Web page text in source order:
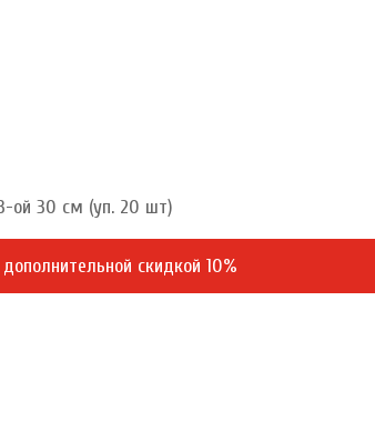
ой 30 см (уп. 20 шт)
скидкой 10%